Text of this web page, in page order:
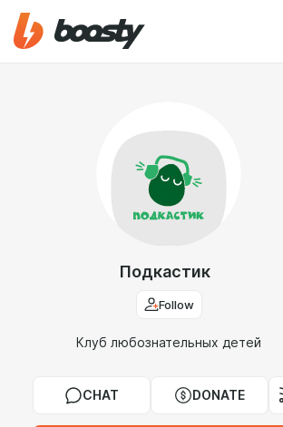
Подкастик
Follow
Клуб любознательных детей
CHAT DONATE